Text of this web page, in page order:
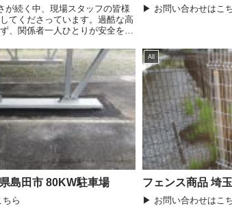
が続く中、現場スタッフの皆様
てくださっています。過酷な高
、関係者一人ひとりが安全を最
も熱中症や安全事故の防止を...
▶ お問い合わせはこ
島田市 80KW駐車場
ら
All
フェンス商品 埼
▶ お問い合わせはこ